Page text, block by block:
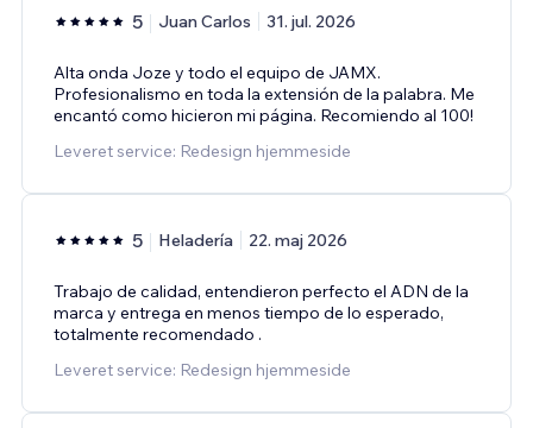
5 Juan Carlos 31. jul. 2026
Alta onda Joze y todo el equipo de JAMX.
Profesionalismo en toda la extensión de la palabra. Me
encantó como hicieron mi página. Recomiendo al 100!
Leveret service: Redesign hjemmeside
5 Heladería 22. maj 2026
Trabajo de calidad, entendieron perfecto el ADN de la
marca y entrega en menos tiempo de lo esperado,
totalmente recomendado .
Leveret service: Redesign hjemmeside